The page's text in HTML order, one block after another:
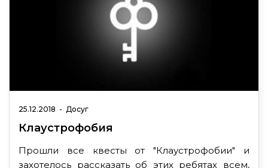
25.12.2018 - Досуг
Клаустрофобия
Прошли все квесты от "Клаустрофобии" и
захотелось рассказать об этих ребятах всем,